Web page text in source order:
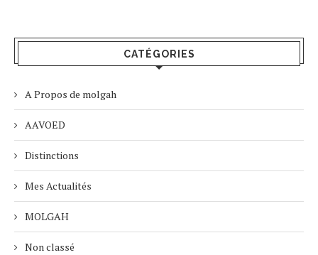
CATÉGORIES
A Propos de molgah
AAVOED
Distinctions
Mes Actualités
MOLGAH
Non classé